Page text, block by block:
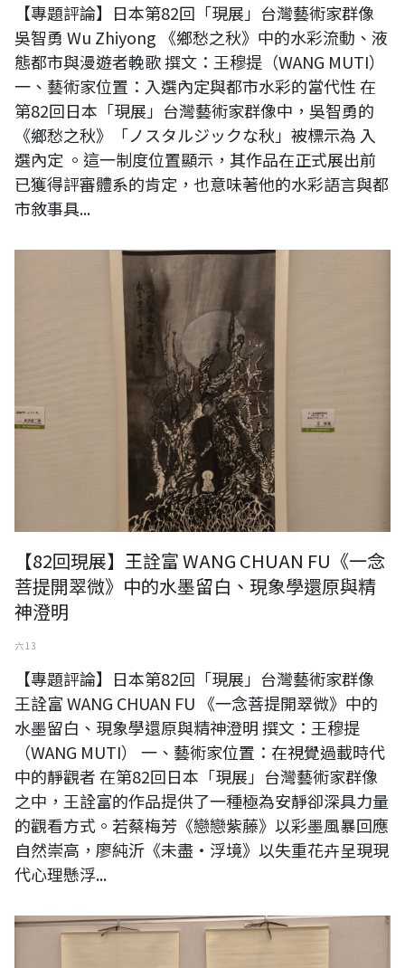
【專題評論】日本第82回「現展」台灣藝術家群像
吳智勇 Wu Zhiyong 《鄉愁之秋》中的水彩流動、液
態都市與漫遊者輓歌 撰文：王穆提（WANG MUTI）
一、藝術家位置：入選內定與都市水彩的當代性 在
第82回日本「現展」台灣藝術家群像中，吳智勇的
《鄉愁之秋》「ノスタルジックな秋」被標示為 入
選內定 。這一制度位置顯示，其作品在正式展出前
已獲得評審體系的肯定，也意味著他的水彩語言與都
市敘事具...
【82回現展】王詮富 WANG CHUAN FU《一念
菩提開翠微》中的水墨留白、現象學還原與精
神澄明
六 13
【專題評論】日本第82回「現展」台灣藝術家群像
王詮富 WANG CHUAN FU 《一念菩提開翠微》中的
水墨留白、現象學還原與精神澄明 撰文：王穆提
（WANG MUTI） 一、藝術家位置：在視覺過載時代
中的靜觀者 在第82回日本「現展」台灣藝術家群像
之中，王詮富的作品提供了一種極為安靜卻深具力量
的觀看方式。若蔡梅芳《戀戀紫藤》以彩墨風暴回應
自然崇高，廖純沂《未盡・浮境》以失重花卉呈現現
代心理懸浮...